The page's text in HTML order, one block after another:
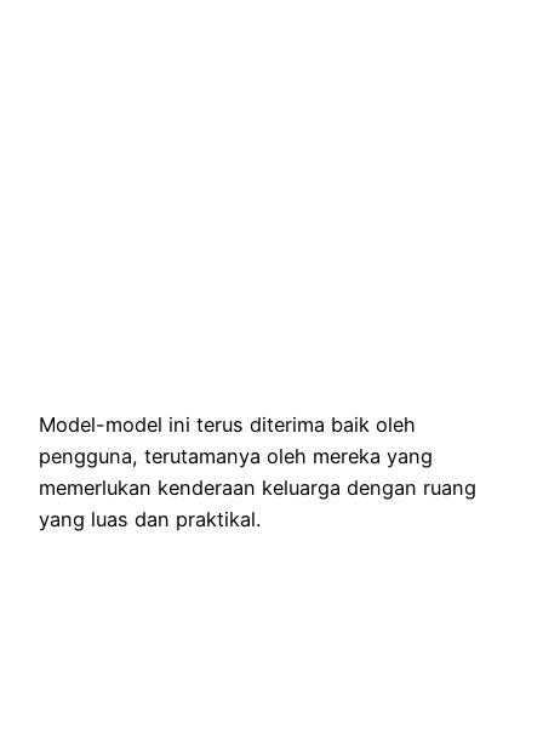
Model-model ini terus diterima baik oleh
pengguna, terutamanya oleh mereka yang
memerlukan kenderaan keluarga dengan ruang
yang luas dan praktikal.